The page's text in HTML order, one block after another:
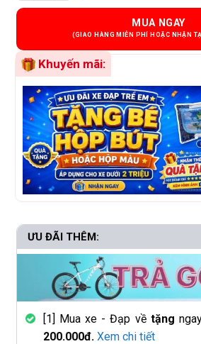
MUA NGAY
Khuyến mãi:
ƯU ĐÃI THÊM:
[1] Mua xe - Đạp về tặng
200.000đ. Xem chi tiết